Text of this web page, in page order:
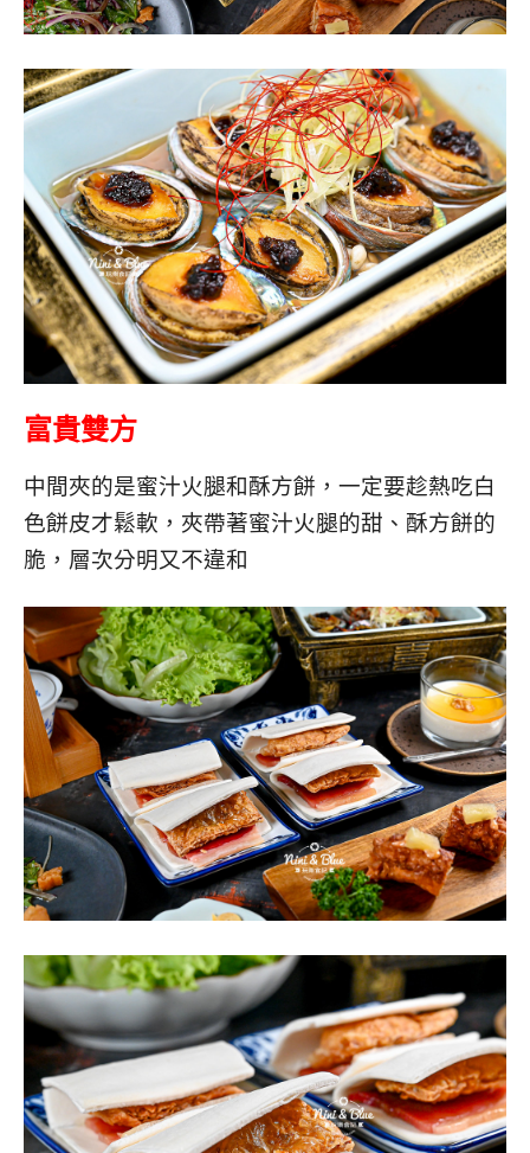
富貴雙方
中間夾的是蜜汁火腿和酥方餅，一定要趁熱吃白
色餅皮才鬆軟，夾帶著蜜汁火腿的甜、酥方餅的
脆，層次分明又不違和